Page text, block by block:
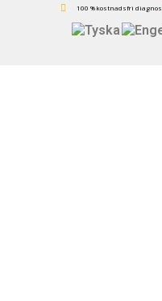
100 % kostnadsfri diagnos